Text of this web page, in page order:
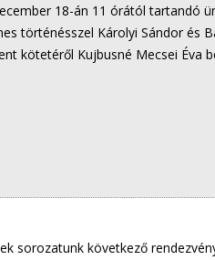
18-án 11 órától tartandó
történésszel Károlyi Sándor és
kötetéről Kujbusné Mecsei Éva
sorozatunk következő